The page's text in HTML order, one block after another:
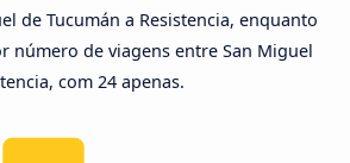
de Tucumán a Resistencia, enquanto
número de viagens entre San Miguel
com 24 apenas.